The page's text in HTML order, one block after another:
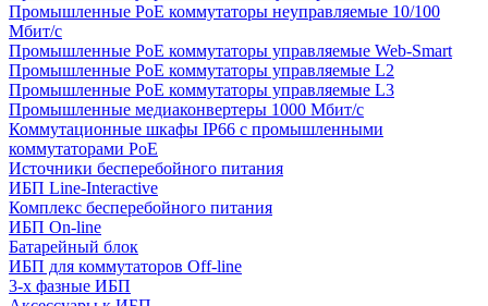
Промышленные PoE коммутаторы неуправляемые 10/100
Мбит/с
Промышленные PoE коммутаторы управляемые Web-Smart
Промышленные PoE коммутаторы управляемые L2
Промышленные PoE коммутаторы управляемые L3
Промышленные медиаконвертеры 1000 Мбит/с
Коммутационные шкафы IP66 c промышленными
коммутаторами PoE
Источники бесперебойного питания
ИБП Line-Interactive
Комплекс бесперебойного питания
ИБП On-line
Батарейный блок
ИБП для коммутаторов Off-line
3-х фазные ИБП